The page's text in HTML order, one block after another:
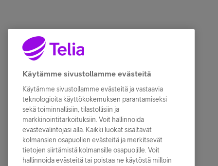
Käytämme sivustollamme evästeitä
Käytämme sivustollamme evästeitä ja vastaavia
teknologioita käyttökokemuksen parantamiseksi
sekä toiminnallisiin, tilastollisiin ja
markkinointitarkoituksiin. Voit hallinnoida
evästevalintojasi alla. Kaikki luokat sisältävät
kolmansien osapuolien evästeitä ja merkitsevät
tietojen siirtämistä kolmansille osapuolille. Voit
hallinnoida evästeitä tai poistaa ne käytöstä milloin